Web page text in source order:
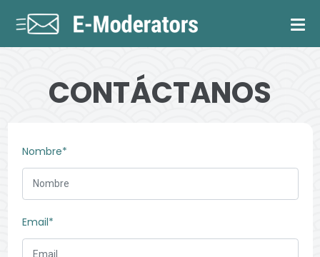
CONTÁCTANOS
Nombre*
Email*